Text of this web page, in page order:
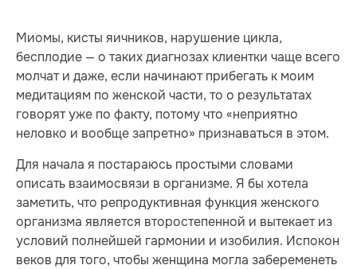
Миомы, кисты яичников, нарушение цикла,
бесплодие — о таких диагнозах клиентки чаще всего
молчат и даже, если начинают прибегать к моим
медитациям по женской части, то о результатах
говорят уже по факту, потому что «неприятно
неловко и вообще запретно» признаваться в этом.
Для начала я постараюсь простыми словами
описать взаимосвязи в организме. Я бы хотела
заметить, что репродуктивная функция женского
организма является второстепенной и вытекает из
условий полнейшей гармонии и изобилия. Испокон
веков для того, чтобы женщина могла забеременеть